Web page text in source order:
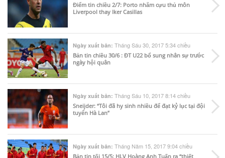
Điểm tin chiều 2/7: Porto nhắm cựu thủ môn
Liverpool thay Iker Casillas
Ngày xuất bản: Tháng Sáu 30, 2017 5:34 chiều
Bản tin chiều 30/6 : ĐT U22 bổ sung nhân sự trước
ngày hội quân
Ngày xuất bản: Tháng Sáu 10, 2017 8:14 chiều
Sneijder: “Tôi đã hy sinh nhiều để đạt kỷ lục tại đội
tuyển Hà Lan”
Ngày xuất bản: Tháng Năm 15, 2017 9:04 chiều
Bản tin tối 15/5: HLV Hoàng Anh Tuấn ra “thiết